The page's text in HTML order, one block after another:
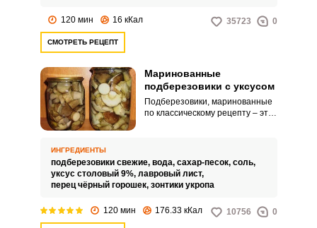
120 мин 16 кКал 35723 0
СМОТРЕТЬ РЕЦЕПТ
Маринованные
подберезовики с уксусом
Подберезовики, маринованные
по классическому рецепту – это
соленые грибы. Готовые грибы
можно использовать в качестве
холодной закуски, гарнира к
мясу и картофелю, а также для
соусов.
ИНГРЕДИЕНТЫ
подберезовики свежие, вода, сахар-песок, соль,
уксус столовый 9%, лавровый лист,
перец чёрный горошек, зонтики укропа
120 мин 176.33 кКал 10756 0